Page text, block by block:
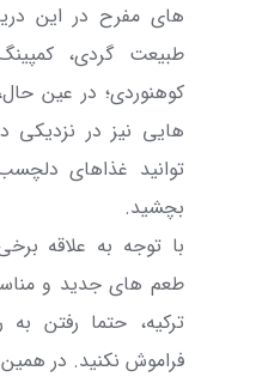
های مفرح در این
طبیعت گردی،
کوهنوردی؛ در عین
هایی نیز در
توانید غذاهای
بچشید.
با توجه به علاقه
طعم های جدید و
ترکیه، حتما رفتن به
فراموش نکنید. در